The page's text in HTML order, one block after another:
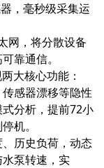
，毫秒级采集运
网，将分散设备
靠通信。
大核心功能：
感器漂移等隐性
分析，提前72小
机。
历史负荷，动态
泵转速，实